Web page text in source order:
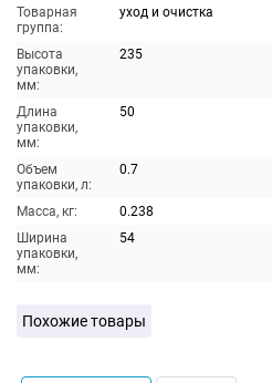
Товарная
группа:
уход и очистка
Высота
упаковки,
мм:
235
Длина
упаковки,
мм:
50
Объем
упаковки, л:
0.7
Масса, кг:
0.238
Ширина
упаковки,
мм:
54
Похожие товары